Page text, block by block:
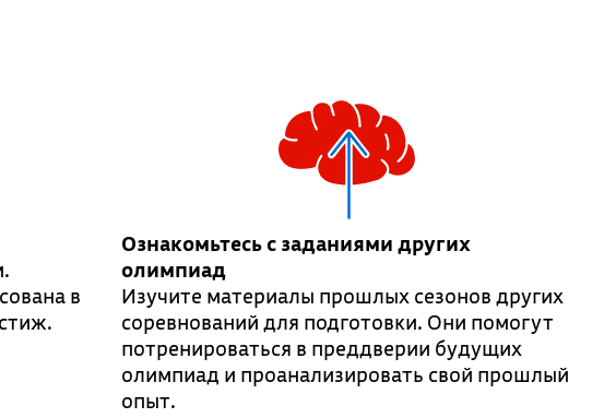
в
Ознакомьтесь с заданиями других
олимпиад
Изучите материалы прошлых сезонов других
соревнований для подготовки. Они помогут
потренироваться в преддверии будущих
олимпиад и проанализировать свой прошлый
опыт.